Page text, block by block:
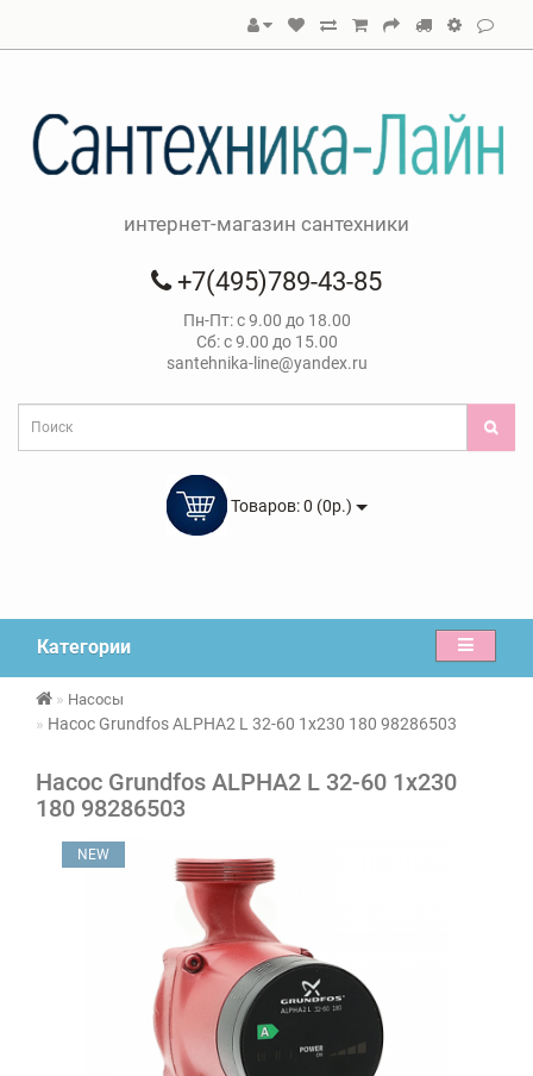
интернет-магазин сантехники
+7(495)789-43-85
Пн-Пт: с 9.00 до 18.00
Сб: с 9.00 до 15.00
santehnika-line@yandex.ru
Товаров: 0 (0р.)
Категории
Насосы
Насос Grundfos ALPHA2 L 32-60 1x230 180 98286503
Насос Grundfos ALPHA2 L 32-60 1x230
180 98286503
NEW